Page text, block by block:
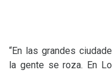
“En las grandes
la gente se roza. En